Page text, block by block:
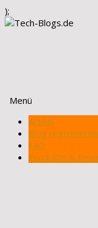
);
Menü
Zum
Inhalt
springen
Artikel
Blog registrieren
FAQ
Produkte &